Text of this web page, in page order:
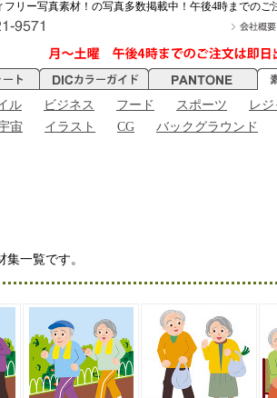
リー写真素材！の写真多数掲載中！午後4時までのご
ル ビジネス フード スポーツ レ
宙
イラスト CG バックグラウンド
一覧です。